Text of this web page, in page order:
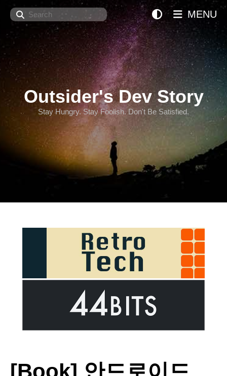
Search
Outsider's Dev Story
Stay Hungry. Stay Foolish. Don't Be Satisfied.
MENU
[Book] 안드로이드